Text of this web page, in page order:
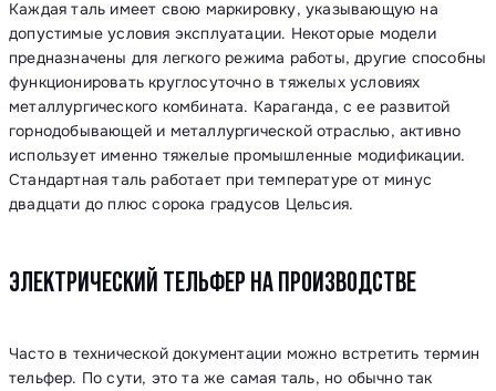
Каждая таль имеет свою маркировку, указывающую на
допустимые условия эксплуатации. Некоторые модели
предназначены для легкого режима работы, другие способны
функционировать круглосуточно в тяжелых условиях
металлургического комбината. Караганда, с ее развитой
горнодобывающей и металлургической отраслью, активно
использует именно тяжелые промышленные модификации.
Стандартная таль работает при температуре от минус
двадцати до плюс сорока градусов Цельсия.
ЭЛЕКТРИЧЕСКИЙ ТЕЛЬФЕР НА ПРОИЗВОДСТВЕ
Часто в технической документации можно встретить термин
тельфер. По сути, это та же самая таль, но обычно так